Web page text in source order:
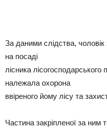
За даними слідства,
на посаді
лісника лісогосподарського
належала охорона
ввіреного йому лісу та
Частина закріпленої за ним